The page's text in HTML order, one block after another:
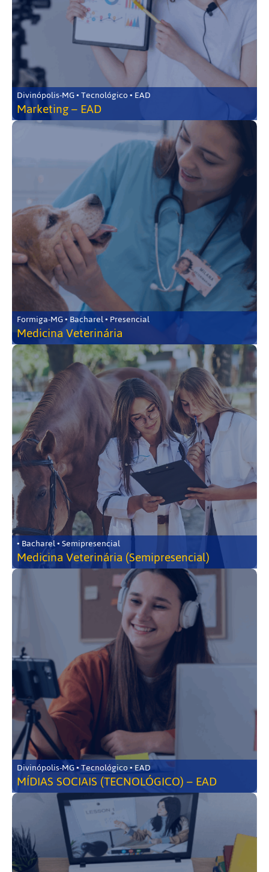
Divinópolis-MG • Tecnológico • EAD
Marketing – EAD
Formiga-MG • Bacharel • Presencial
Medicina Veterinária
• Bacharel • Semipresencial
Medicina Veterinária (Semipresencial)
Divinópolis-MG • Tecnológico • EAD
MÍDIAS SOCIAIS (TECNOLÓGICO) – EAD